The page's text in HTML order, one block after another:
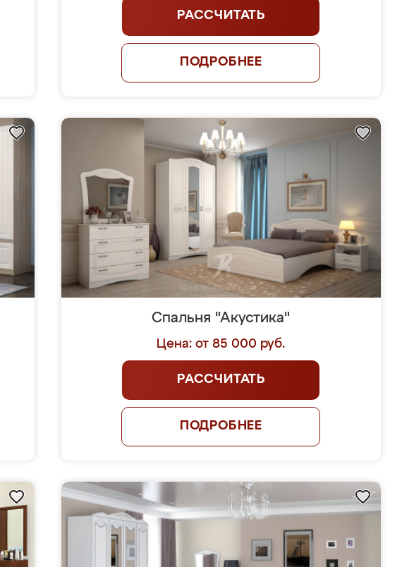
РАССЧИТАТЬ
ПОДРОБНЕЕ
Спальня "Акустика"
Цена: от 85 000 руб.
РАССЧИТАТЬ
ПОДРОБНЕЕ